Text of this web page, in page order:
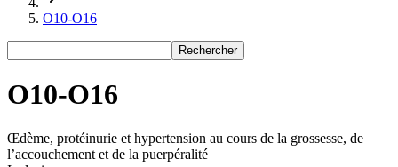
O10-O16
Rechercher
O10-O16
Œdème, protéinurie et hypertension au cours de la grossesse, de
l’accouchement et de la puerpéralité